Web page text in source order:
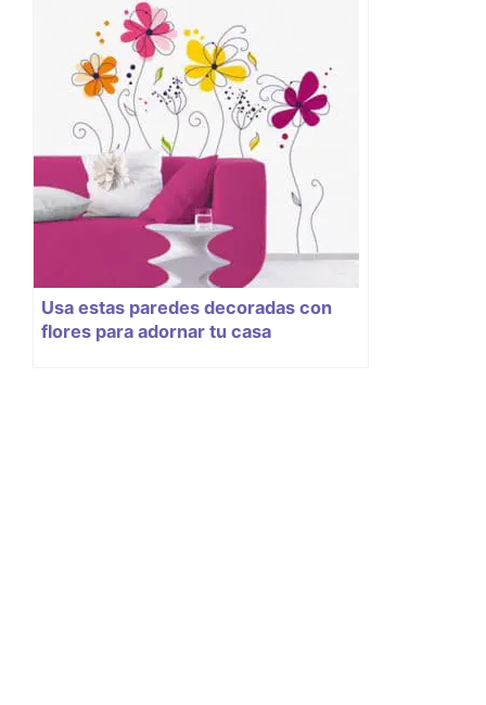
Usa estas paredes decoradas con
flores para adornar tu casa